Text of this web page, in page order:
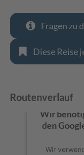
Fragen zu
Diese Reise
Routenverlauf
Wir
den
Wir